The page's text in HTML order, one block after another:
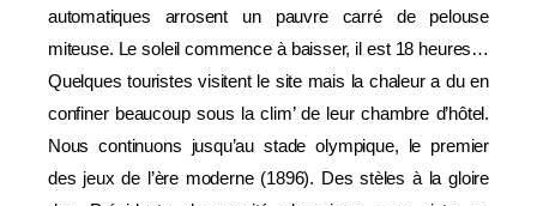
automatiques arrosent un pauvre carré de pelouse
miteuse. Le soleil commence à baisser, il est 18 heures…
Quelques touristes visitent le site mais la chaleur a du en
confiner beaucoup sous la clim’ de leur chambre d’hôtel.
Nous continuons jusqu’au stade olympique, le premier
des jeux de l’ère moderne (1896). Des stèles à la gloire